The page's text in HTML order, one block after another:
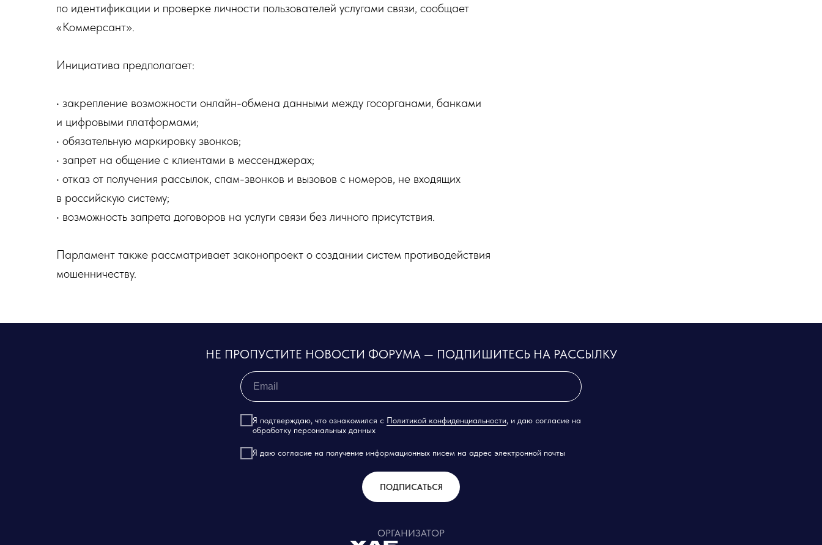
по идентификации и проверке личности пользователей услугами связи, сообщает
«Коммерсант».
Инициатива предполагает:
•⁠ ⁠закрепление возможности онлайн-обмена данными между госорганами, банками
и цифровыми платформами;
•⁠ ⁠обязательную маркировку звонков;
•⁠ ⁠запрет на общение с клиентами в мессенджерах;
•⁠ ⁠отказ от получения рассылок, спам-звонков и вызовов с номеров, не входящих
в российскую систему;
•⁠ ⁠возможность запрета договоров на услуги связи без личного присутствия.
Парламент также рассматривает законопроект о создании систем противодействия
мошенничеству.
НЕ ПРОПУСТИТЕ НОВОСТИ ФОРУМА — ПОДПИШИТЕСЬ НА РАССЫЛКУ
Я подтверждаю, что ознакомился с Политикой конфиденциальности, и даю согласие на
обработку персональных данных
Я даю согласие на получение информационных писем на адрес электронной почты
ПОДПИСАТЬСЯ
ОРГАНИЗАТОР